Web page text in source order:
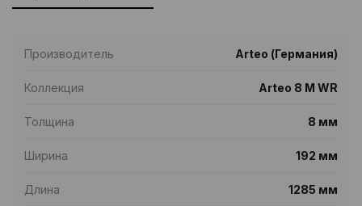
Производитель Arteo (Германия)
Коллекция Arteo 8 M WR
Толщина 8 мм
Ширина 192 мм
Длина 1285 мм